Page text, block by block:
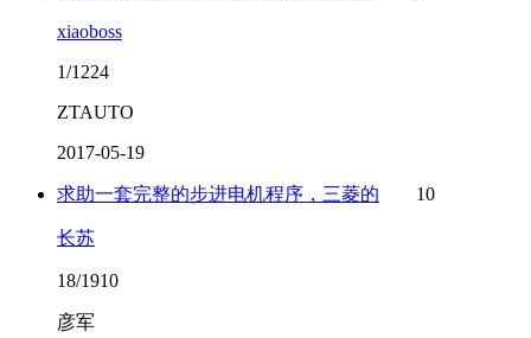
xiaoboss
1/1224
ZTAUTO
2017-05-19
求助一套完整的步进电机程序，三菱的 10
长苏
18/1910
彦军